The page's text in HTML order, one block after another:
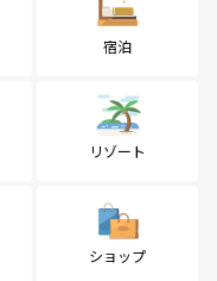
宿泊
リゾート
ショップ